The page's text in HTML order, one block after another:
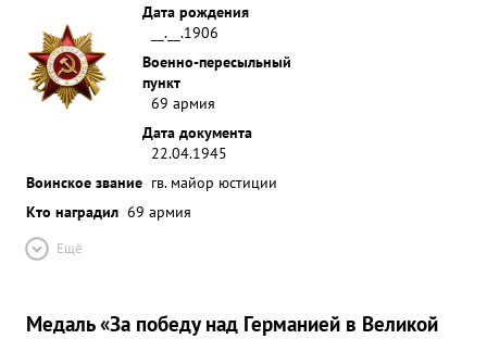
Дата рождения
__.__.1906
Военно-пересыльный
пункт
69 армия
Дата документа
22.04.1945
Воинское звание гв. майор юстиции
Кто наградил 69 армия
Ещё
Медаль «За победу над Германией в Великой